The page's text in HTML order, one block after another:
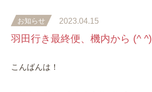
お知らせ 2023.04.15
羽田行き最終便、機内から (^ ^)
こんばんは！